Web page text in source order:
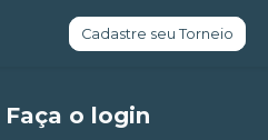
Cadastre seu Torneio
Faça o login